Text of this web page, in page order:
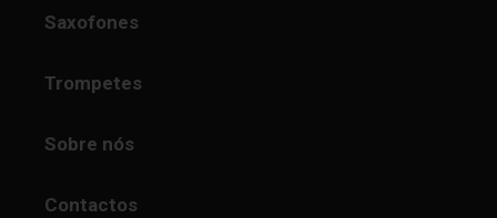
Saxofones
Trompetes
Sobre nós
Contactos